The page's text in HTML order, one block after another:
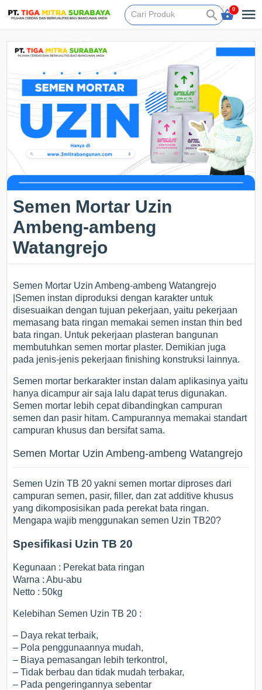
0
Semen Mortar Uzin
Ambeng-ambeng
Watangrejo
Semen Mortar Uzin Ambeng-ambeng Watangrejo
|Semen instan diproduksi dengan karakter untuk
disesuaikan dengan tujuan pekerjaan, yaitu pekerjaan
memasang bata ringan memakai semen instan thin bed
bata ringan. Untuk pekerjaan plasteran bangunan
membutuhkan semen mortar plaster. Demikian juga
pada jenis-jenis pekerjaan finishing konstruksi lainnya.
Semen mortar berkarakter instan dalam aplikasinya yaitu
hanya dicampur air saja lalu dapat terus digunakan.
Semen mortar lebih cepat dibandingkan campuran
semen dan pasir hitam. Campurannya memakai standart
campuran khusus dan bersifat sama.
Semen Mortar Uzin Ambeng-ambeng Watangrejo
Semen Uzin TB 20 yakni semen mortar diproses dari
campuran semen, pasir, filler, dan zat additive khusus
yang dikomposisikan pada perekat bata ringan.
Mengapa wajib menggunakan semen Uzin TB20?
Spesifikasi Uzin TB 20
Kegunaan : Perekat bata ringan
Warna : Abu-abu
Netto : 50kg
Kelebihan Semen Uzin TB 20 :
– Daya rekat terbaik,
– Pola penggunaannya mudah,
– Biaya pemasangan lebih terkontrol,
– Tidak berbau dan tidak mudah terbakar,
– Pada pengeringannya sebentar